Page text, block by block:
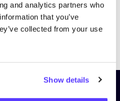
and analytics partners who
that you’ve
collected from your use
Show details